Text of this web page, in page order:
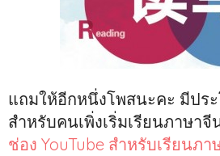
แถมให้อีกหนึ่งโพสนะคะ มีปร
สำหรับคนเพิ่งเริ่มเรียนภาษา
ช่อง YouTube สำหรับเรียนภา